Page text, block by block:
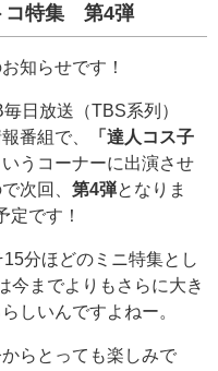
コ特集 第4弾
知らせです！
日放送（TBS系列）
番組で、
「達人コス子
いうコーナーに出演させ
次回、 第4弾となりま
定です！
分ほどのミニ特集とし
今までよりもさらに大き
しいんですよねー。
らとっても楽しみで